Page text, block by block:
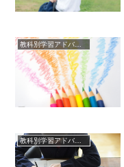
教科別学習アドバイス
教科別学習アドバイス